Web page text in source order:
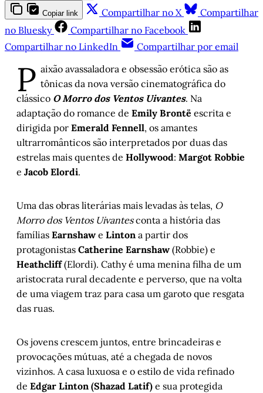
Copiar link Compartilhar no X
Compartilhar
no Bluesky
Compartilhar no Facebook
Compartilhar no LinkedIn
Compartilhar por email
P aixão avassaladora e obsessão erótica são as
tônicas da nova versão cinematográfica do
clássico O Morro dos Ventos Uivantes. Na
adaptação do romance de Emily Brontë escrita e
dirigida por Emerald Fennell, os amantes
ultrarromânticos são interpretados por duas das
estrelas mais quentes de Hollywood: Margot Robbie
e Jacob Elordi.
Uma das obras literárias mais levadas às telas, O
Morro dos Ventos Uivantesconta a história das
famílias Earnshaw e Linton a partir dos
protagonistas Catherine Earnshaw (Robbie) e
Heathcliff(Elordi). Cathy é uma menina filha de um
aristocrata rural decadente e perverso, que na volta
de uma viagem traz para casa um garoto que resgata
das ruas.
Os jovens crescem juntos, entre brincadeiras e
provocações mútuas, até a chegada de novos
vizinhos. A casa luxuosa e o estilo de vida refinado
de Edgar Linton (Shazad Latif) e sua protegida